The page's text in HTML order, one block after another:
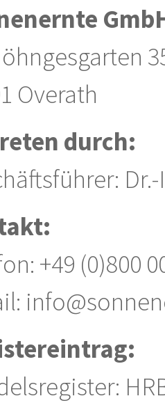
Overath
durch:
+49 (0)800